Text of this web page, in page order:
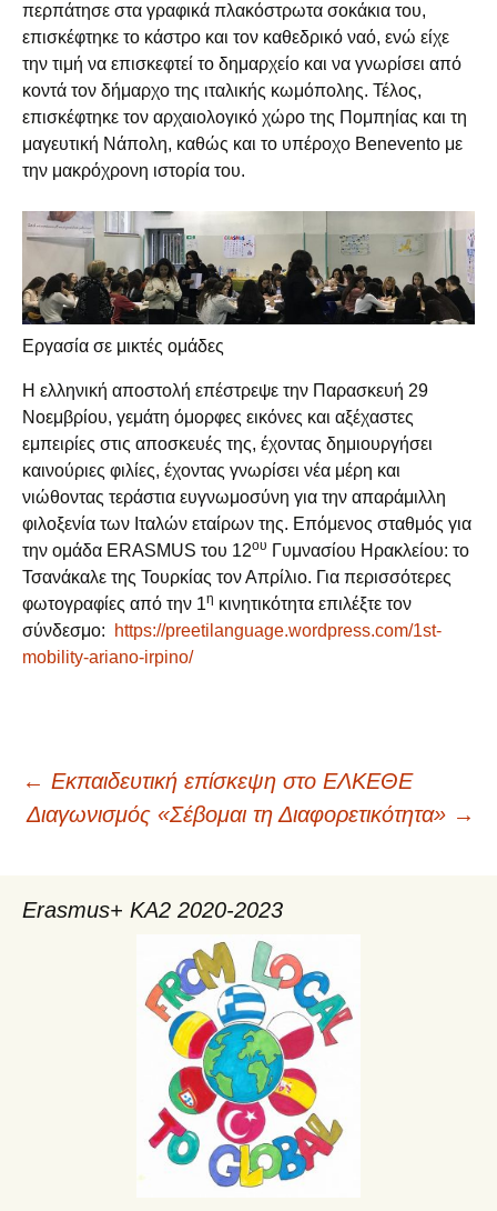
περπάτησε στα γραφικά πλακόστρωτα σοκάκια του,
επισκέφτηκε το κάστρο και τον καθεδρικό ναό, ενώ είχε
την τιμή να επισκεφτεί το δημαρχείο και να γνωρίσει από
κοντά τον δήμαρχο της ιταλικής κωμόπολης. Τέλος,
επισκέφτηκε τον αρχαιολογικό χώρο της Πομπηίας και τη
μαγευτική Νάπολη, καθώς και το υπέροχο Benevento με
την μακρόχρονη ιστορία του.
Εργασία σε μικτές ομάδες
Η ελληνική αποστολή επέστρεψε την Παρασκευή 29
Νοεμβρίου, γεμάτη όμορφες εικόνες και αξέχαστες
εμπειρίες στις αποσκευές της, έχοντας δημιουργήσει
καινούριες φιλίες, έχοντας γνωρίσει νέα μέρη και
νιώθοντας τεράστια ευγνωμοσύνη για την απαράμιλλη
φιλοξενία των Ιταλών εταίρων της. Επόμενος σταθμός για
την ομάδα ERASMUS του 12ου Γυμνασίου Ηρακλείου: το
Τσανάκαλε της Τουρκίας τον Απρίλιο. Για περισσότερες
φωτογραφίες από την 1η κινητικότητα επιλέξτε τον
σύνδεσμο:
https://preetilanguage.wordpress.com/1st-
mobility-ariano-irpino/
Πλοήγηση
άρθρων
← Εκπαιδευτική επίσκεψη στο ΕΛΚΕΘΕ
Διαγωνισμός «Σέβομαι τη Διαφορετικότητα» →
Erasmus+ KA2 2020-2023